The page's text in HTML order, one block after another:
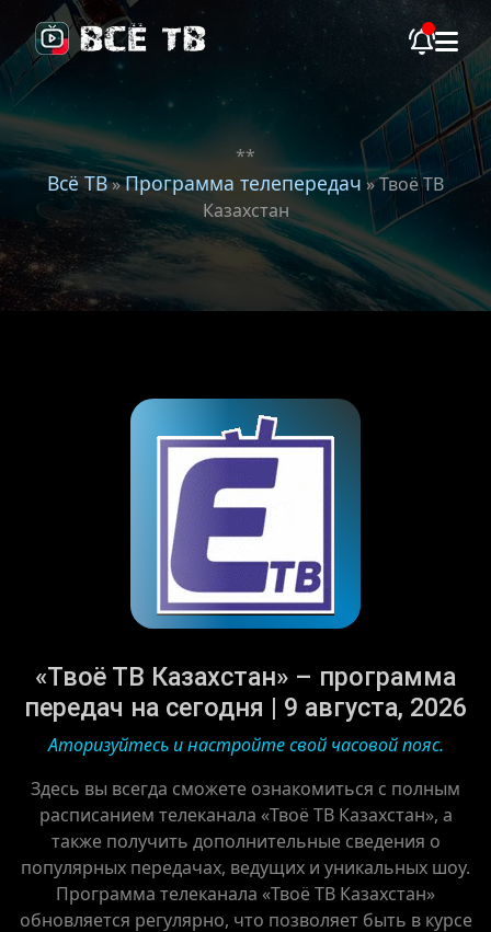
**
Всё ТВ»Программа телепередач » Твоё ТВ
Казахстан
«Твоё ТВ Казахстан» – программа
передач на сегодня | 9 августа, 2026
Аторизуйтесь и настройте свой часовой пояс.
Здесь вы всегда сможете ознакомиться с полным
расписанием телеканала «Твоё ТВ Казахстан», а
также получить дополнительные сведения о
популярных передачах, ведущих и уникальных шоу.
Программа телеканала «Твоё ТВ Казахстан»
обновляется регулярно, что позволяет быть в курсе